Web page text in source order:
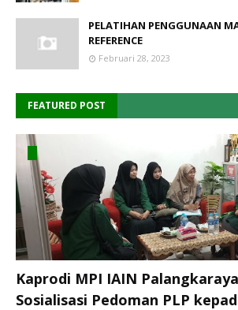
PELATIHAN PENGGUNAAN
REFERENCE
Februari 28, 2023
FEATURED POST
Kaprodi MPI IAIN
Sosialisasi Pedoman PLP